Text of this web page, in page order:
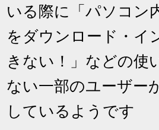
いる際に「パソコン
をダウンロード・イ
きない！」などの使
ない一部のユーザー
しているようです